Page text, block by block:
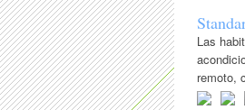
Las
remoto,